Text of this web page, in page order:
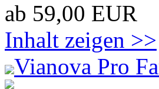
ab 59,00 EUR
Inhalt zeigen >>
Vianova Pro